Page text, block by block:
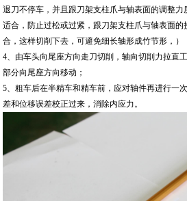
退刀不停车，并且跟刀架支柱爪与轴表面的调整
适合，防止过松或过紧，跟刀架支柱爪与轴表面
合，这样切削下去，可避免细长轴形成竹节形，）
4、由车头向尾座方向走刀切削，轴向切削力拉直
部分向尾座方向移动；
5、粗车后在半精车和精车前，应对轴件再进行一
差和位移误差校正过来，消除内应力。